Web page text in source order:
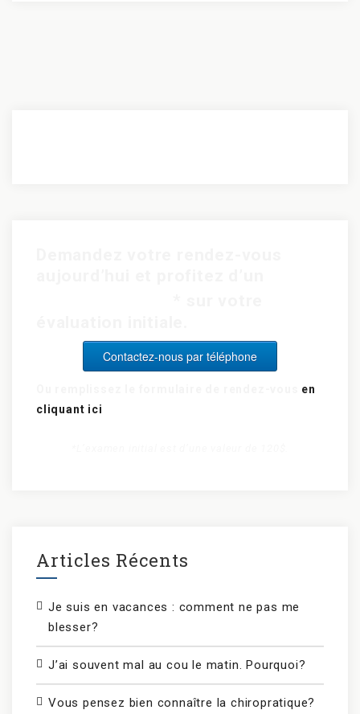
Contactez-nous par téléphone
en
cliquant ici
Articles Récents
Je suis en vacances : comment ne pas me
blesser?
J’ai souvent mal au cou le matin. Pourquoi?
Vous pensez bien connaître la chiropratique?